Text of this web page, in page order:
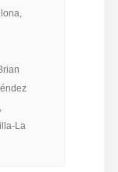
La